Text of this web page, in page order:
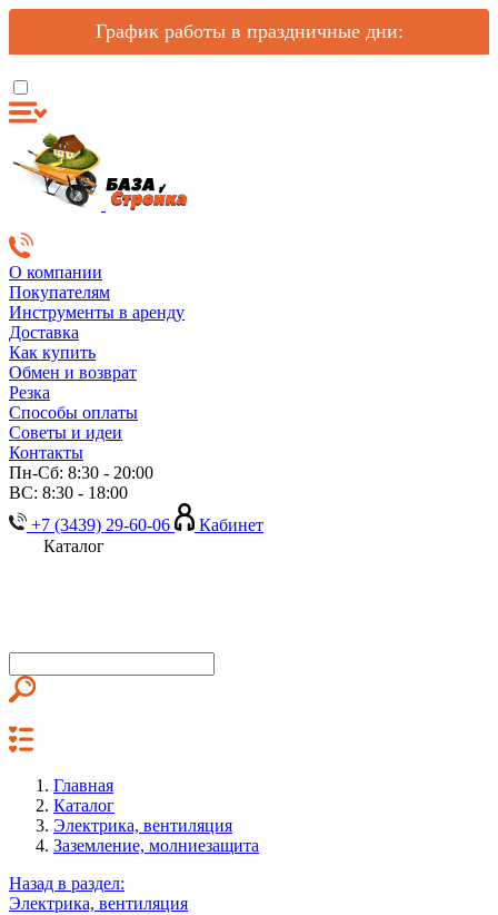
График работы в праздничные дни:
О компании
Покупателям
Инструменты в аренду
Доставка
Как купить
Обмен и возврат
Резка
Способы оплаты
Советы и идеи
Контакты
Пн-Сб: 8:30 - 20:00
ВС: 8:30 - 18:00
+7 (3439) 29-60-06
Кабинет
Каталог
Главная
Каталог
Электрика, вентиляция
Заземление, молниезащита
Назад в раздел:
Электрика, вентиляция